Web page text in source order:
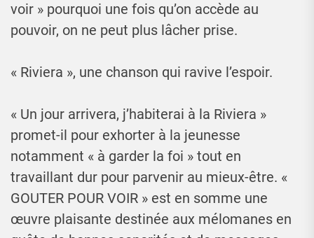
voir » pourquoi une fois qu’on accède au
pouvoir, on ne peut plus lâcher prise.
« Riviera », une chanson qui ravive l’espoir.
« Un jour arrivera, j’habiterai à la Riviera »
promet-il pour exhorter à la jeunesse
notamment « à garder la foi » tout en
travaillant dur pour parvenir au mieux-être. «
GOUTER POUR VOIR » est en somme une
œuvre plaisante destinée aux mélomanes en